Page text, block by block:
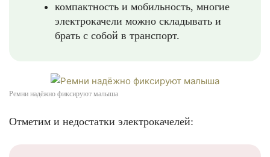
компактность и мобильность, многие
электрокачели можно складывать и
брать с собой в транспорт.
Ремни надёжно фиксируют малыша
Отметим и недостатки электрокачелей: